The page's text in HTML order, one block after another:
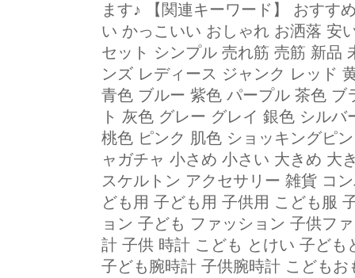
ます♪ 【関連キーワード】 おすす
い かっこいい おしゃれ お洒落 安
セット シンプル 売れ筋 売筋 新品
ンズ レディース ジャンク レッド
青色 ブルー 紫色 パープル 茶色
ト 灰色 グレー グレイ 銀色 シル
桃色 ピンク 肌色 ショッキングピ
ャガチャ 小さめ 小さい 大きめ 大
スケルトン アクセサリー 雑貨 コ
ども用 子ども用 子供用 こども服
ョン 子ども ファッション 子供フ
計 子供 時計 こども とけい 子ど
子ども腕時計 子供腕時計 こども